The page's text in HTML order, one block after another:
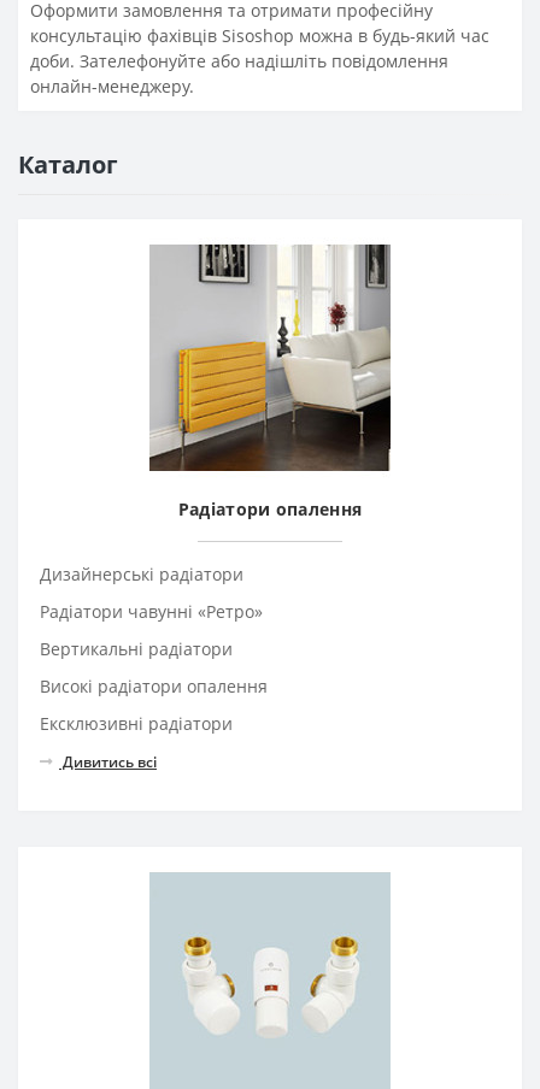
Оформити замовлення та отримати професійну
консультацію фахівців Sisoshop можна в будь-який час
доби. Зателефонуйте або надішліть повідомлення
онлайн-менеджеру.
Каталог
Радіатори опалення
Дизайнерські радіатори
Радіатори чавунні «Ретро»
Вертикальні радіатори
Високі радіатори опалення
Ексклюзивні радіатори
Дивитись всі